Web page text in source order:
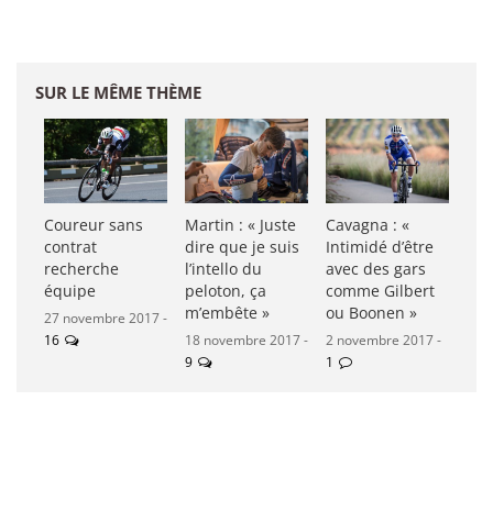
SUR LE MÊME THÈME
Coureur sans
contrat
recherche
équipe
27 novembre 2017 -
16
Martin : « Juste
dire que je suis
l’intello du
peloton, ça
m’embête »
18 novembre 2017 -
9
Cavagna : «
Intimidé d’être
avec des gars
comme Gilbert
ou Boonen »
2 novembre 2017 -
1